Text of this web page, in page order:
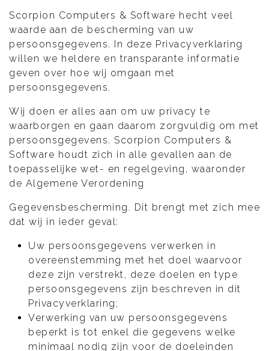
Scorpion Computers & Software hecht veel
waarde aan de bescherming van uw
persoonsgegevens. In deze Privacyverklaring
willen we heldere en transparante informatie
geven over hoe wij omgaan met
persoonsgegevens.
Wij doen er alles aan om uw privacy te
waarborgen en gaan daarom zorgvuldig om met
persoonsgegevens. Scorpion Computers &
Software houdt zich in alle gevallen aan de
toepasselijke wet- en regelgeving, waaronder
de Algemene Verordening
Gegevensbescherming. Dit brengt met zich mee
dat wij in ieder geval:
Uw persoonsgegevens verwerken in
overeenstemming met het doel waarvoor
deze zijn verstrekt, deze doelen en type
persoonsgegevens zijn beschreven in dit
Privacyverklaring;
Verwerking van uw persoonsgegevens
beperkt is tot enkel die gegevens welke
minimaal nodig zijn voor de doeleinden